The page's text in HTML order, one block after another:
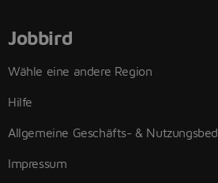
Jobbird
Wähle eine andere Region
Hilfe
Allgemeine Geschäfts- &
Impressum